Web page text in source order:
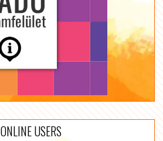
ONLINE USERS